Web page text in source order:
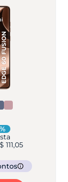
%
111,05